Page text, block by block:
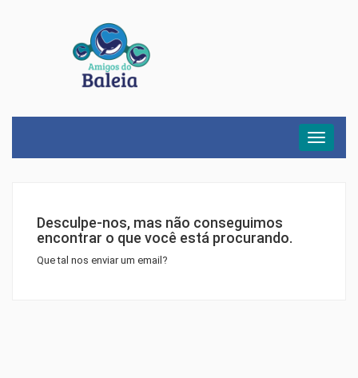
Menu
Desculpe-nos, mas não conseguimos
encontrar o que você está procurando.
Que tal nos enviar um email?